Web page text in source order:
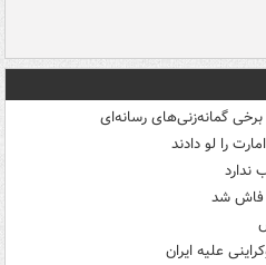
برخی گمانه‌زنی‌های رسانه‌ای
را لو دادند
ندارد
علیه ایران